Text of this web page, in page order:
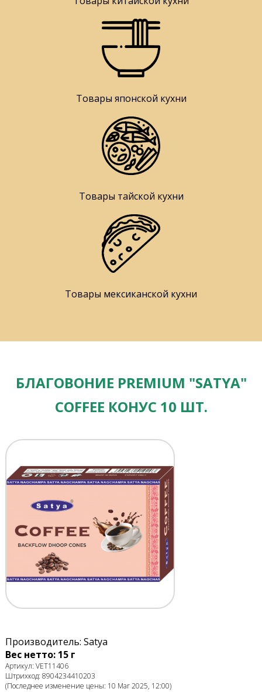
Товары японской кухни
Товары тайской кухни
Товары мексиканской кухни
БЛАГОВОНИЕ PREMIUM "SATYA"
COFFEE КОНУС 10 ШТ.
Производитель: Satya
Вес нетто: 15 г
Артикул: VET11406
Штрихкод: 8904234410203
(Последнее изменение цены: 10 Mar 2025, 12:00)